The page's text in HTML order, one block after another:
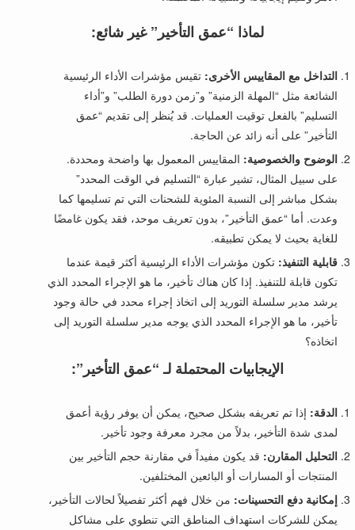
لماذا “عمق التأخير” غير شائع:
التداخل مع المقاييس الأخرى: تقيس مؤشرات الأداء الرئيسية
الشائعة مثل “المهلة الزمنية” و”زمن دورة الطلب” و”أداء
التسليم” بالفعل توقيت العمليات. قد يُنظر إلى تقديم “عمق
التأخير” على أنه زائد عن الحاجة.
الوضوح والخصوصية: المقاييس المعمول بها واضحة ومحددة.
على سبيل المثال، تشير عبارة “التسليم في الوقت المحدد”
بشكل مباشر إلى النسبة المئوية للشحنات التي تم تسليمها كما
وعدت. أما “عمق التأخير”، بدون تعريف موحد، فقد يكون غامضًا
للغاية بحيث لا يمكن تطبيقه.
قابلية التنفيذ: تكون مؤشرات الأداء الرئيسية أكثر قيمة عندما
تكون قابلة للتنفيذ. إذا كان هناك تأخير، ما هو الإجراء المحدد الذي
يرشد مدير سلسلة التوريد إلى اتخاذ إجراء محدد في حالة وجود
تأخير، ما هو الإجراء المحدد الذي يوجه مدير سلسلة التوريد إلى
اتخاذه؟
الإيجابيات المحتملة لـ “عمق التأخير”:
الدقة: إذا تم تعريفه بشكل صحيح، يمكن أن يوفر رؤية أعمق
لمدى شدة التأخير، بدلاً من مجرد معرفة وجود تأخير.
التحليل المقارن: قد يكون مفيداً في مقارنة حجم التأخير بين
المنتجات أو المسارات أو البائعين المختلفين.
إمكانية دفع التحسينات: من خلال فهم أكثر تفصيلاً لحالات التأخير،
يمكن للشركات استهداف المناطق التي تنطوي على مشاكل